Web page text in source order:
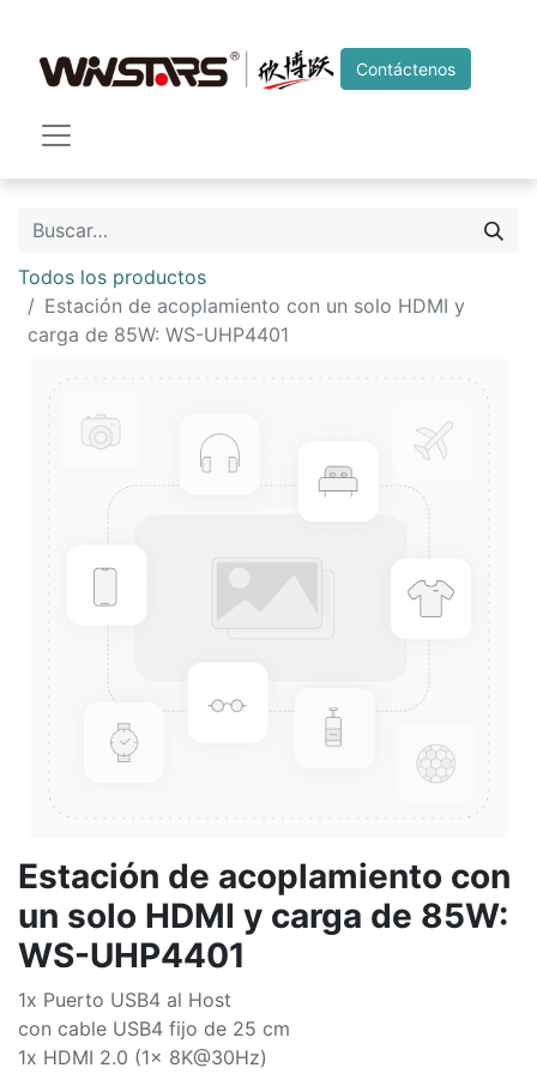
Contáctenos
Todos los productos
Estación de acoplamiento con un solo HDMI y
carga de 85W: WS-UHP4401
Estación de acoplamiento con
un solo HDMI y carga de 85W:
WS-UHP4401
1x Puerto USB4 al Host
con cable USB4 fijo de 25 cm
1x HDMI 2.0 (1x 8K@30Hz)